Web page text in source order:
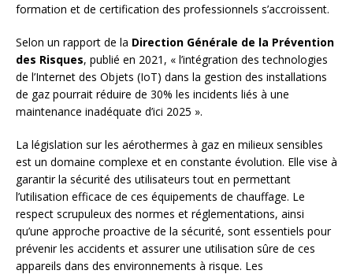
formation et de certification des professionnels s’accroissent.
Selon un rapport de la Direction Générale de la Prévention
des Risques, publié en 2021, « l’intégration des technologies
de l’Internet des Objets (IoT) dans la gestion des installations
de gaz pourrait réduire de 30% les incidents liés à une
maintenance inadéquate d’ici 2025 ».
La législation sur les aérothermes à gaz en milieux sensibles
est un domaine complexe et en constante évolution. Elle vise à
garantir la sécurité des utilisateurs tout en permettant
l’utilisation efficace de ces équipements de chauffage. Le
respect scrupuleux des normes et réglementations, ainsi
qu’une approche proactive de la sécurité, sont essentiels pour
prévenir les accidents et assurer une utilisation sûre de ces
appareils dans des environnements à risque. Les